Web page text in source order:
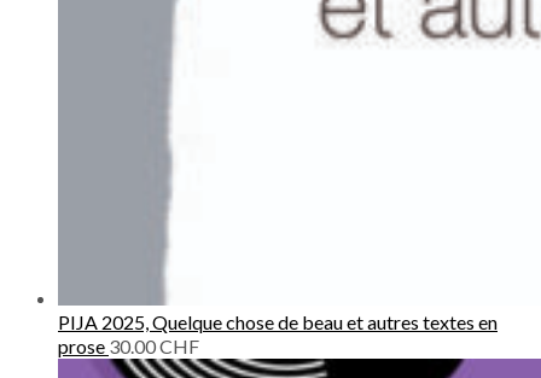
PIJA 2025, Quelque chose de beau et autres textes en
prose 30.00CHF